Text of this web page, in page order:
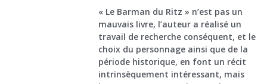
« Le Barman du Ritz » n’est pas un
mauvais livre, l’auteur a réalisé un
travail de recherche conséquent, et le
choix du personnage ainsi que de la
période historique, en font un récit
intrinsèquement intéressant, mais